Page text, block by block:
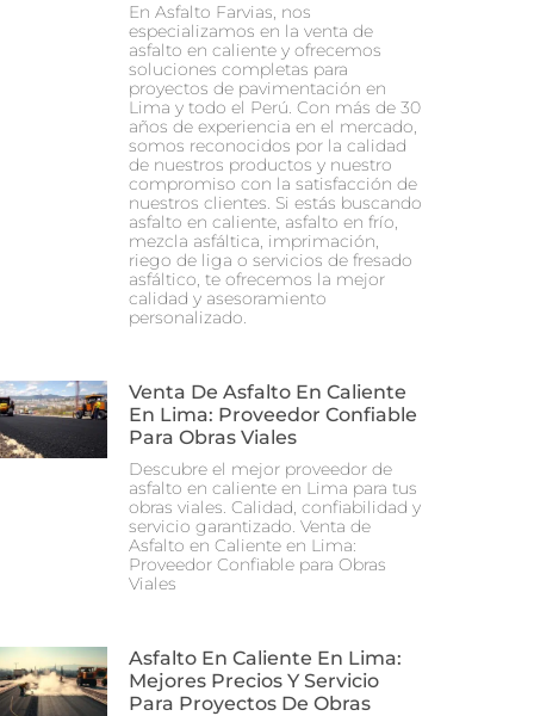
En Asfalto Farvias, nos
especializamos en la venta de
asfalto en caliente y ofrecemos
soluciones completas para
proyectos de pavimentación en
Lima y todo el Perú. Con más de 30
años de experiencia en el mercado,
somos reconocidos por la calidad
de nuestros productos y nuestro
compromiso con la satisfacción de
nuestros clientes. Si estás buscando
asfalto en caliente, asfalto en frío,
mezcla asfáltica, imprimación,
riego de liga o servicios de fresado
asfáltico, te ofrecemos la mejor
calidad y asesoramiento
personalizado.
Venta De Asfalto En Caliente
En Lima: Proveedor Confiable
Para Obras Viales
Descubre el mejor proveedor de
asfalto en caliente en Lima para tus
obras viales. Calidad, confiabilidad y
servicio garantizado. Venta de
Asfalto en Caliente en Lima:
Proveedor Confiable para Obras
Viales
Asfalto En Caliente En Lima:
Mejores Precios Y Servicio
Para Proyectos De Obras